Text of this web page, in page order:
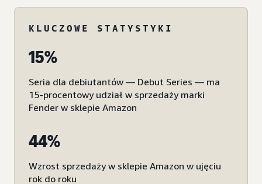
KLUCZOWE STATYSTYKI
15%
Seria dla debiutantów — Debut Series — ma
15-procentowy udział w sprzedaży marki
Fender w sklepie Amazon
44%
Wzrost sprzedaży w sklepie Amazon w ujęciu
rok do roku